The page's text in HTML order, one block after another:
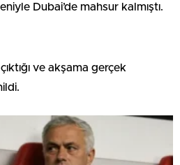
Dubai’de mahsur kalmıştı.
ve akşama gerçek